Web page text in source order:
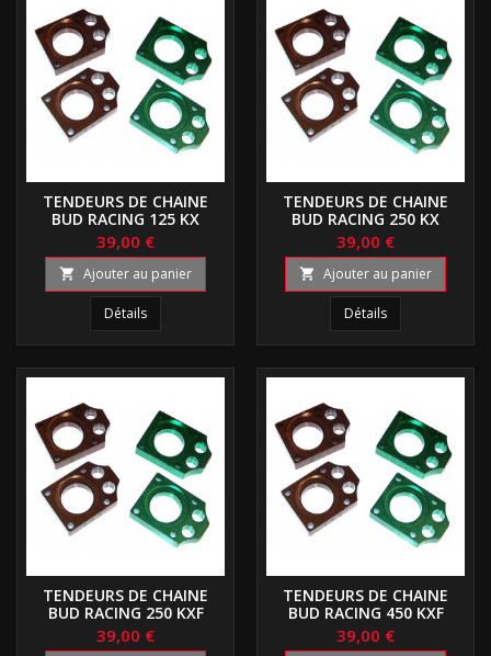
TENDEURS DE CHAINE
BUD RACING 125 KX
39,00 €
 Ajouter au panier
Détails
TENDEURS DE CHAINE
BUD RACING 250 KX
39,00 €
 Ajouter au panier
Détails
TENDEURS DE CHAINE
BUD RACING 250 KXF
39,00 €
TENDEURS DE CHAINE
BUD RACING 450 KXF
39,00 €